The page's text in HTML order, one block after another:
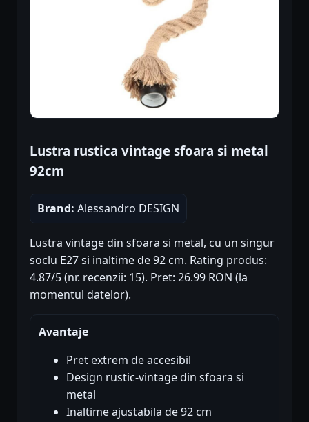
Lustra rustica vintage sfoara si metal
92cm
Brand: Alessandro DESIGN
Lustra vintage din sfoara si metal, cu un singur
soclu E27 si inaltime de 92 cm. Rating produs:
4.87/5 (nr. recenzii: 15). Pret: 26.99 RON (la
momentul datelor).
Avantaje
Pret extrem de accesibil
Design rustic-vintage din sfoara si
metal
Inaltime ajustabila de 92 cm